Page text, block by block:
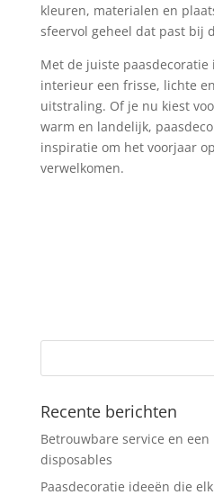
kleuren, materialen en
sfeervol geheel dat past bij
Met de juiste
interieur een frisse, lichte
uitstraling. Of je nu kiest
warm en landelijk,
inspiratie om het voorjaar
verwelkomen.
Recente berichten
Betrouwbare service en
disposables
Paasdecoratie ideeën die